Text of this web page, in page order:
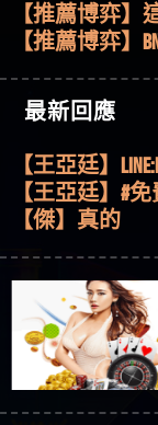
這樣挑！RTP
【推薦博弈】
過才知道什麼
【推薦博弈】
51,000倍數玩
【其他問題】
賴zg369」力
力智投資是詐
回報獲利 請不
【其他問題】
zg369】天盛
行是真的嗎
招教你拿回
【其他問題】
大戶e點靈詐
點靈是不是詐
法出金 （大戶
【其他問題】
費討回資金賴
是不是詐騙
錢怎麼辦 本文
【其他問題】
詐騙手法欺詐
KnTop是詐騙嗎
的錢一招拿回
【其他問題】
【免費討回資
機台運算專案
被機台運算專
回被騙資金
【其他問題】
討回資金賴
騙 Hoyabit是真
本文教你如何
【其他問題】
中【免費討回
騙嗎 KS.M多元
真的嗎 被
你如何拿回被
【其他問題】
家 Family &
騙 野原家
詐騙嗎 165多次
【其他問題】
討回資金賴
詐騙 元盈橋是
【其他問題】
型詐騙手法欺詐
【其他問題】
最新回應
【傑】推代理
回答
【王亞廷】
【王亞廷】#免
【傑】真的
【Wei】讚
【沈樂慧】又
【林伊依】爛
【陳靜茹】
【黃家羭】推
【AVA娛樂城